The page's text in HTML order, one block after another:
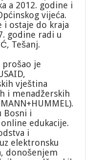
a 2012. godine i
vijeća.
i ostaje do kraja
godine radi u
Tešanj.
je
vještina
i menadžerskih
Bosni i
edukacije.
i
elektronsku
donošenjem